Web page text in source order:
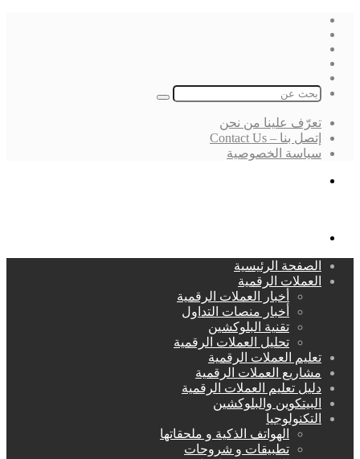
بحث
تعرّف علينا من نحن
إتصل بنا – Contact Us
سياسة الخصوصية
الصفحة الرئيسية
العملات الرقمية
أخبار العملات الرقمية
أخبار منصات التداول
تقنية البلوكشين
تحليل العملات الرقمية
تعليم العملات الرقمية
مشاريع العملات الرقمية
دليل تعليم العملات الرقمية
البيتكوين والبلوكشين
التكنولوجيا
الهواتف الذكية و ملحقاتها
تطبيقات و شروحات